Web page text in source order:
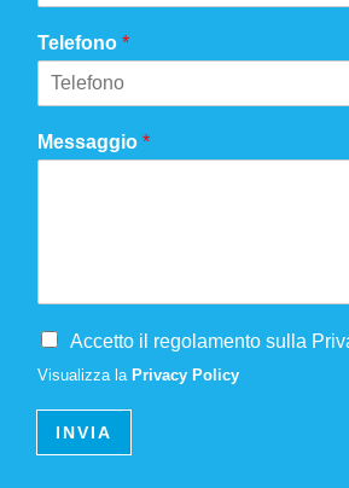
Telefono *
Messaggio *
Accetto il regolamento sulla
Visualizza la Privacy Policy
INVIA